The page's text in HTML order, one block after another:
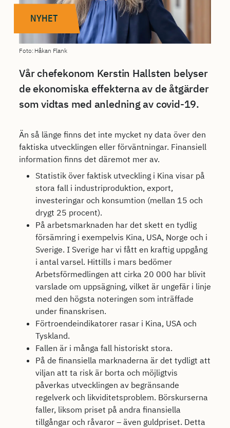
NYHET
Foto: Håkan Flank
Vår chefekonom Kerstin Hallsten belyser
de ekonomiska effekterna av de åtgärder
som vidtas med anledning av covid-19.
Än så länge finns det inte mycket ny data över den
faktiska utvecklingen eller förväntningar. Finansiell
information finns det däremot mer av.
Statistik över faktisk utveckling i Kina visar på
stora fall i industriproduktion, export,
investeringar och konsumtion (mellan 15 och
drygt 25 procent).
På arbetsmarknaden har det skett en tydlig
försämring i exempelvis Kina, USA, Norge och i
Sverige. I Sverige har vi fått en kraftig uppgång
i antal varsel. Hittills i mars bedömer
Arbetsförmedlingen att cirka 20 000 har blivit
varslade om uppsägning, vilket är ungefär i linje
med den högsta noteringen som inträffade
under finanskrisen.
Förtroendeindikatorer rasar i Kina, USA och
Tyskland.
Fallen är i många fall historiskt stora.
På de finansiella marknaderna är det tydligt att
viljan att ta risk är borta och möjligtvis
påverkas utvecklingen av begränsande
regelverk och likviditetsproblem. Börskurserna
faller, liksom priset på andra finansiella
tillgångar och råvaror – även guldpriset. Detta